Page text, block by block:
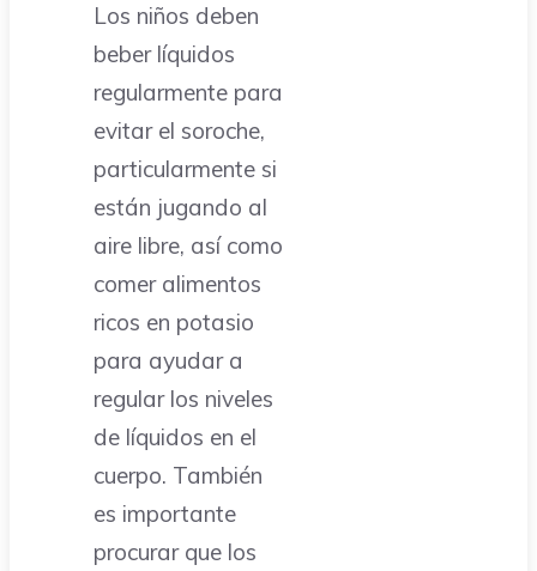
Los niños deben
beber líquidos
regularmente para
evitar el soroche,
particularmente si
están jugando al
aire libre, así como
comer alimentos
ricos en potasio
para ayudar a
regular los niveles
de líquidos en el
cuerpo. También
es importante
procurar que los